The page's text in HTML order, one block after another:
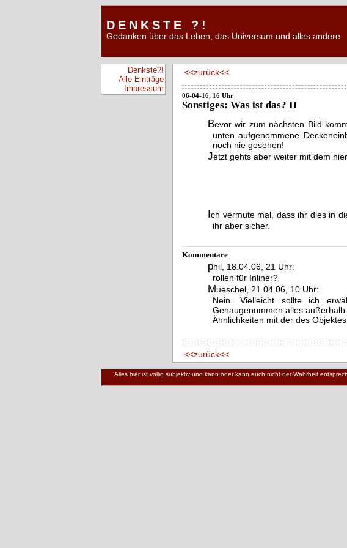
DENKSTE ?!
Gedanken über das Leben, das Universum und alles andere
Denkste?!
Alle Einträge
Impressum
<<zurück<<
06-04-16, 16 Uhr
Sonstiges: Was ist das? II
Bevor wir zum nächsten Bild
unten aufgenommene
noch nie gesehen!
Jetzt gehts aber weiter mit dem
Ich vermute mal, dass ihr dies in
ihr aber sicher.
Kommentare
phil, 18.04.06, 21 Uhr:
rollen für Inliner?
Mueschel, 21.04.06, 10 Uhr:
Nein. Vielleicht sollte ich
Genaugenommen alles
Ähnlichkeiten mit der des Objektes
<<zurück<<
Alles hier ist völlig subjektiv und kann oder kann auch nicht der Wahrheit